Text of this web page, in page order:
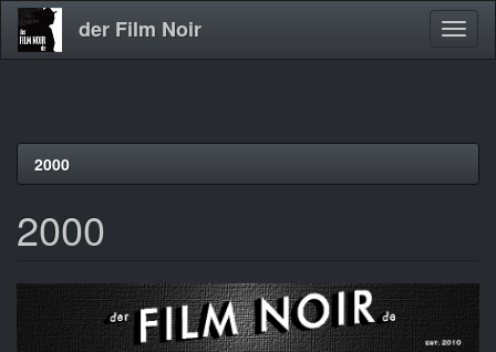
Direkt
der Film Noir
2000
2000